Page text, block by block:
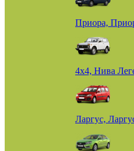
Приора,
4х4, Нива
Ларгус,